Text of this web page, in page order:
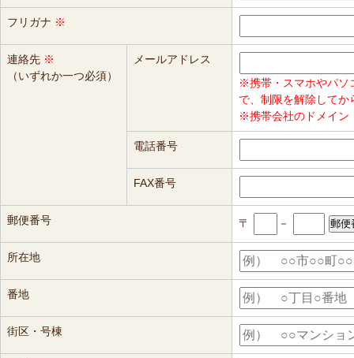
フリガナ ※
連絡先 ※
（いずれか一つ必須）
メールアドレス
※携帯・スマホやパソ
で、制限を解除して
※携帯会社のドメイン
電話番号
FAX番号
郵便番号 〒 －
所在地
番地
街区・号棟